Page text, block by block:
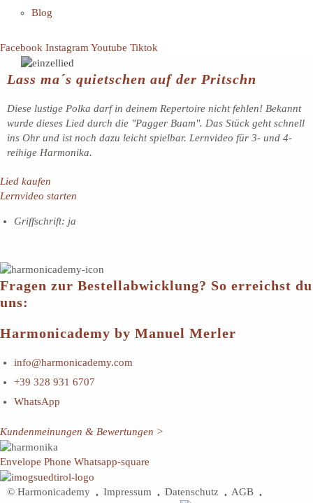
Blog
Facebook Instagram Youtube Tiktok
Lass ma´s quietschen auf der Pritschn
Diese lustige Polka darf in deinem Repertoire nicht fehlen! Bekannt
wurde dieses Lied durch die "Pagger Buam". Das Stück geht schnell
ins Ohr und ist noch dazu leicht spielbar. Lernvideo für 3- und 4-
reihige Harmonika.
Lied kaufen
Lernvideo starten
Griffschrift: ja
Fragen zur Bestellabwicklung? So erreichst du
uns:
Harmonicademy by Manuel Merler
info@harmonicademy.com
+39 328 931 6707
WhatsApp
Kundenmeinungen & Bewertungen >
Envelope Phone Whatsapp-square
© Harmonicademy • Impressum • Datenschutz • AGB •